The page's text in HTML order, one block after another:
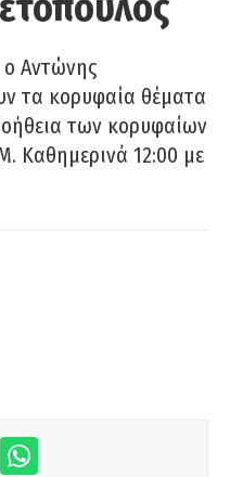
Αντώνης
τα κορυφαία θέματα
των κορυφαίων
Καθημερινά 12:00 με